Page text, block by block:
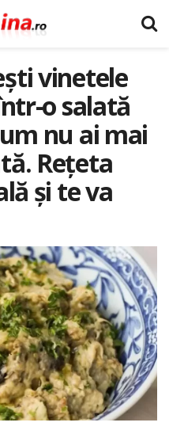
vinetele
o salată
nu ai mai
Rețeta
și te va